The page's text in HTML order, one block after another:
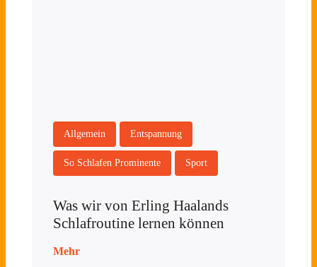
Allgemein Entspannung
So Schlafen Prominente Sport
Was wir von Erling Haalands
Schlafroutine lernen können
Mehr